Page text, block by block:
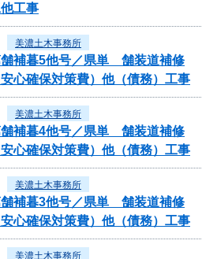
工事
美濃土木事務所
舗補暮5他号／県単 舗装道補修
心確保対策費）他（債務）工事
美濃土木事務所
舗補暮4他号／県単 舗装道補修
心確保対策費）他（債務）工事
美濃土木事務所
舗補暮3他号／県単 舗装道補修
心確保対策費）他（債務）工事
美濃土木事務所